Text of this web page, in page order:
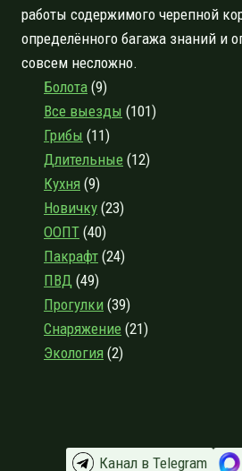
работы содержимого черепной
определённого багажа знаний и
совсем несложно.
Болота (9)
Все выезды (101)
Грибы (11)
Длительные (12)
Кухня (9)
Новичку (23)
ООПТ (40)
Пакрафт (24)
ПВД (49)
Прогулки (39)
Снаряжение (21)
Экология (2)
Канал в Telegram